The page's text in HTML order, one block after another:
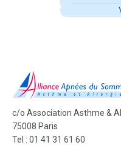
c/o Association Asthme &
75008 Paris
Tel : 01 41 31 61 60